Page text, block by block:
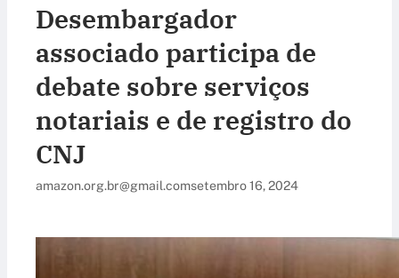
Desembargador
associado participa de
debate sobre serviços
notariais e de registro do
CNJ
amazon.org.br@gmail.comsetembro 16, 2024